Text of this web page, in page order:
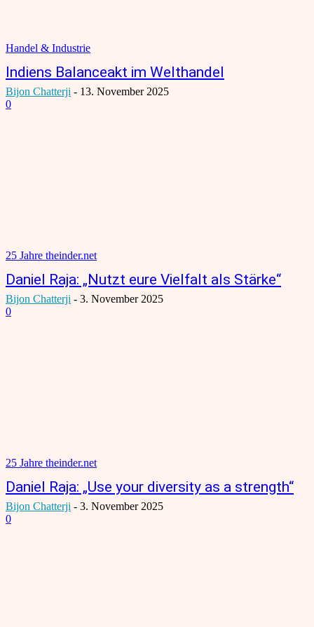
Handel & Industrie
Indiens Balanceakt im Welthandel
Bijon Chatterji - 13. November 2025
0
25 Jahre theinder.net
Daniel Raja: „Nutzt eure Vielfalt als Stärke“
Bijon Chatterji - 3. November 2025
0
25 Jahre theinder.net
Daniel Raja: „Use your diversity as a strength“
Bijon Chatterji - 3. November 2025
0